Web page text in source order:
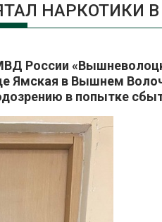
НАРКОТИКИ
России
Ямская в Вышнем
в попытке